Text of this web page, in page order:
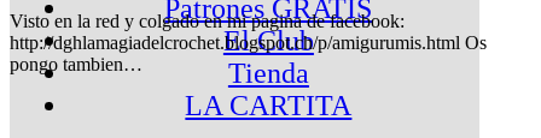
Patrones GRATIS
El Club
Tienda
LA CARTITA
Visto en la red y colgado en mi pagina de facebook:
http://dghlamagiadelcrochet.blogspot.ch/p/amigurumis.html Os
pongo tambien…